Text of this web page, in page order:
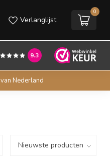
Verlanglijst
0
9.3
van Nederland